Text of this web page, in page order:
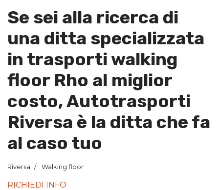
Se sei alla ricerca di
una ditta specializzata
in trasporti walking
floor Rho al miglior
costo, Autotrasporti
Riversa è la ditta che fa
al caso tuo
Riversa Walking floor
RICHIEDI INFO